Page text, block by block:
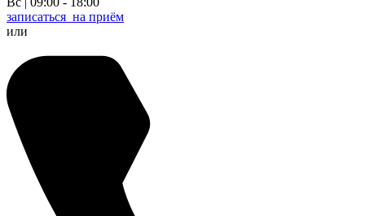
записаться на приём
или